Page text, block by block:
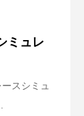
ミュレ
スシミュ